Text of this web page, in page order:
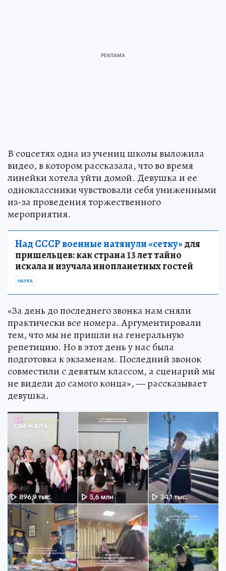
В соцсетях одна из учениц школы выложила
видео, в котором рассказала, что во время
линейки хотела уйти домой. Девушка и ее
одноклассники чувствовали себя униженными
из-за проведения торжественного
мероприятия.
Над СССР военные натянули «сетку»для
пришельцев: как страна 13 лет тайно
искала и изучала инопланетных гостей
НАУКА
«За день до последнего звонка нам сняли
практически все номера. Аргументировали
тем, что мы не пришли на генеральную
репетицию. Но в этот день у нас была
подготовка к экзаменам. Последний звонок
совместили с девятым классом, а сценарий мы
не видели до самого конца», — рассказывает
девушка.